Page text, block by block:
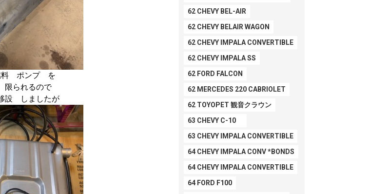
料 ポンプ を
られるので
しましたが
62 CHEVY BEL-AIR
62 CHEVY BELAIR WAGON
62 CHEVY IMPALA CONVERTIBLE
62 CHEVY IMPALA SS
62 FORD FALCON
62 MERCEDES 220 CABRIOLET
62 TOYOPET 観音クラウン
63 CHEVY C-10
63 CHEVY IMPALA CONVERTIBLE
64 CHEVY IMPALA CONV *BONDS
64 CHEVY IMPALA CONVERTIBLE
64 FORD F100